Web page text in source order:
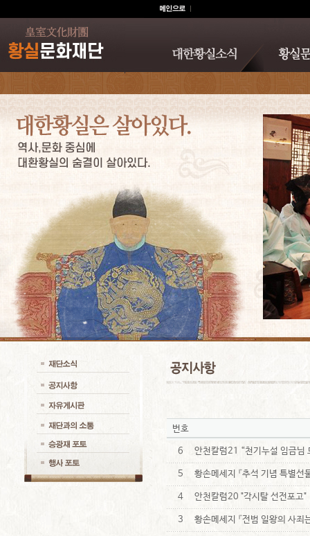
번호
6 안천칼럼21 “천기누설 임금님
5 황손메세지 『추석 기념 특별선
4 안천칼럼20 "각시탈 선전포고"
3 황손메세지 『전범 일왕의 사죄